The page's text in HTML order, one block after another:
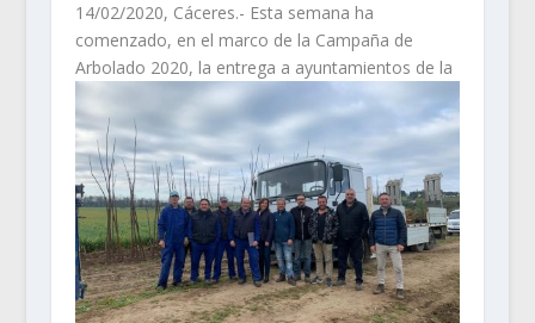
14/02/2020, Cáceres.- Esta semana ha
comenzado, en el marco de la Campaña de
Arbolado 2020, la entrega a ayuntamientos de la